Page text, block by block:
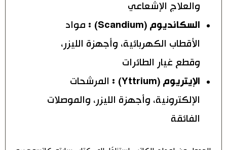
والعلاج الإشعاعي
السكانديوم (Scandium) :
مواد
الأقطاب الكهربائية، وأجهزة الليزر،
وقطع غيار الطائرات
الإيتريوم (Yttrium) :
المرشحات
الإلكترونية، وأجهزة الليزر، والموصلات
الفائقة